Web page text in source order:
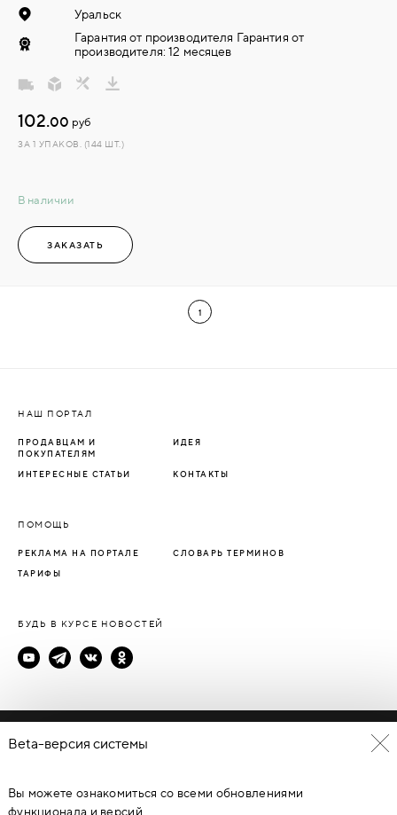
Уральск
Гарантия от производителя Гарантия от
производителя: 12 месяцев
В наличии
102.00 руб
ЗА 1 УПАКОВ. (144 ШТ.)
ЗАКАЗАТЬ
1
НАШ ПОРТАЛ
ПРОДАВЦАМ И
ПОКУПАТЕЛЯМ
ИДЕЯ
ИНТЕРЕСНЫЕ СТАТЬИ КОНТАКТЫ
ПОМОЩЬ
РЕКЛАМА НА ПОРТАЛЕ СЛОВАРЬ ТЕРМИНОВ
ТАРИФЫ
БУДЬ В КУРСЕ НОВОСТЕЙ
Политика конфиденциальности
© Каталог дверей - DverProf, 2021-2026Материалы сайта
являются объектами авторского права. Запрещается
Beta-версия системы
Вы можете ознакомиться со всеми обновлениями
функционала и версий.